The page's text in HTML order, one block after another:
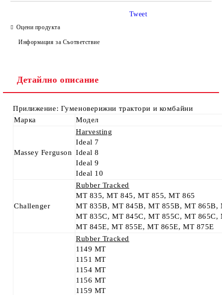
Оцени продукта
Информация за Съответствие
Tweet
Детайлно описание
Прилижение: Гуменоверижни трактори и комбайни
Марка
Модел
Massey Ferguson
Harvesting
Ideal 7
Ideal 8
Ideal 9
Ideal 10
Challenger
Rubber Tracked
MT 835, MT 845, MT 855, MT 865
MT 835B, MT 845B, MT 855B, MT 865B,
MT 835C, MT 845C, MT 855C, MT 865C,
MT 845E, MT 855E, MT 865E, MT 875E
Rubber Tracked
1149 MT
1151 MT
1154 MT
1156 MT
1159 MT